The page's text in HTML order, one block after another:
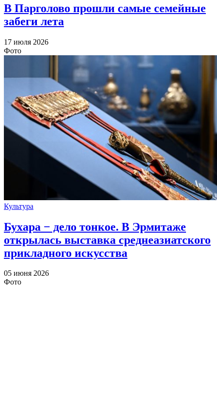
В Парголово прошли самые семейные
забеги лета
17 июля 2026
Фото
Культура
Бухара − дело тонкое. В Эрмитаже
открылась выставка среднеазиатского
прикладного искусства
05 июня 2026
Фото